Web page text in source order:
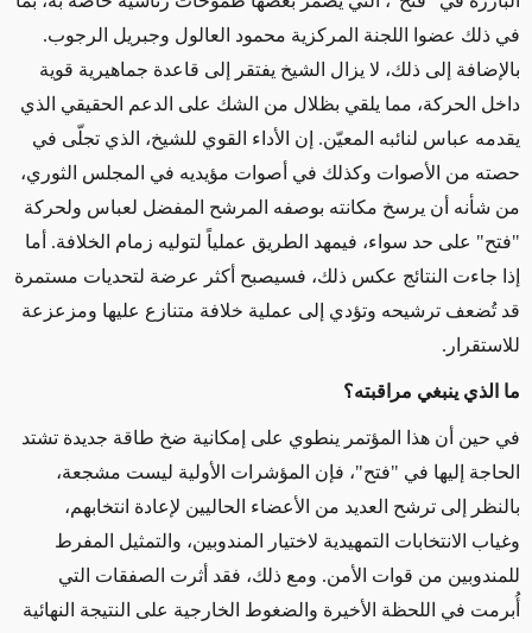
في ذلك عضوا اللجنة المركزية محمود العالول وجبريل الرجوب.
بالإضافة إلى ذلك، لا يزال الشيخ يفتقر إلى قاعدة جماهيرية قوية
داخل الحركة، مما يلقي بظلال من الشك على الدعم الحقيقي الذي
يقدمه عباس لنائبه المعيّن. إن الأداء القوي للشيخ، الذي تجلّى في
حصته من الأصوات وكذلك في أصوات مؤيديه في المجلس الثوري،
من شأنه أن يرسخ مكانته بوصفه المرشح المفضل لعباس ولحركة
"فتح" على حد سواء، فيمهد الطريق عملياً لتوليه زمام الخلافة. أما
إذا جاءت النتائج عكس ذلك، فسيصبح أكثر عرضة لتحديات مستمرة
قد تُضعف ترشيحه وتؤدي إلى عملية خلافة متنازع عليها ومزعزعة
للاستقرار .
ما الذي ينبغي مراقبته؟
في حين أن هذا المؤتمر ينطوي على إمكانية ضخ طاقة جديدة تشتد
الحاجة إليها في "فتح"، فإن المؤشرات الأولية ليست مشجعة،
بالنظر إلى ترشح العديد من الأعضاء الحاليين لإعادة انتخابهم،
وغياب الانتخابات التمهيدية لاختيار المندوبين، والتمثيل المفرط
للمندوبين من قوات الأمن. ومع ذلك، فقد أثرت الصفقات التي
أُبرمت في اللحظة الأخيرة والضغوط الخارجية على النتيجة النهائية